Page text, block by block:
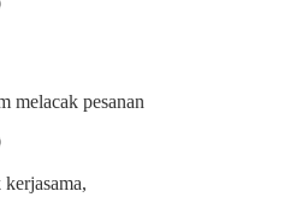
melacak pesanan